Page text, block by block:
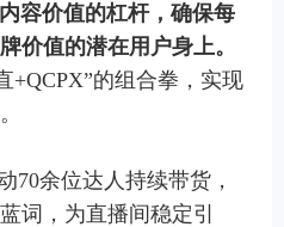
价值的杠杆，确保每
价值的潜在用户身上。
+QCPX”的组合拳，实现
余位达人持续带货，
词，为直播间稳定引